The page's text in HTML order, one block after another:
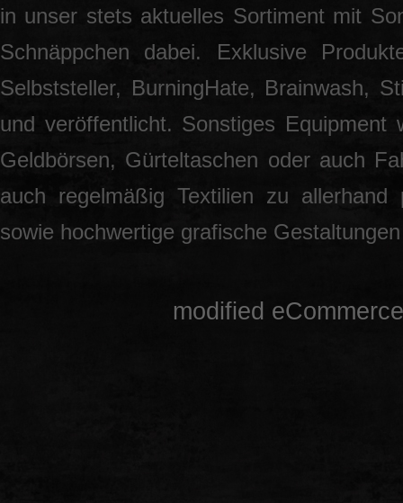
in unser stets aktuelles Sortiment mit
Schnäppchen dabei. Exklusive
Selbststeller, BurningHate, Brainwash,
und veröffentlicht. Sonstiges Equipment
Geldbörsen, Gürteltaschen oder auch
auch regelmäßig Textilien zu allerhand
sowie hochwertige grafische
mod ified